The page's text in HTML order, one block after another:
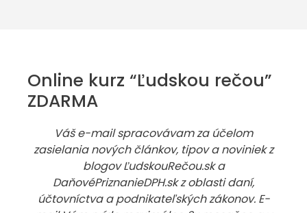
Online kurz “Ľudskou rečou”
ZDARMA
Váš e-mail spracovávam za účelom
zasielania nových článkov, tipov a noviniek z
blogov ĽudskouRečou.sk a
DaňovéPriznanieDPH.sk z oblasti daní,
účtovníctva a podnikateľských zákonov. E-